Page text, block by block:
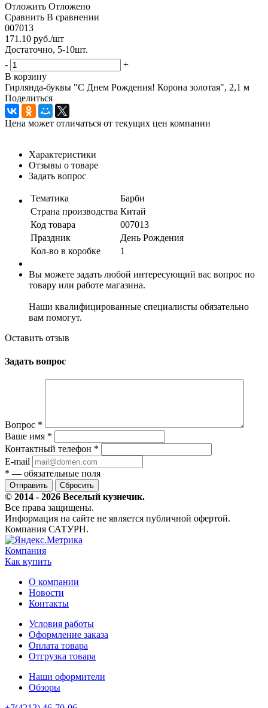
Отложить Отложено
Сравнить В сравнении
007013
171.10 руб./шт
Достаточно, 5-10шт.
-
+
В корзину
Гирлянда-буквы "С Днем Рождения! Корона золотая", 2,1 м
Поделиться
Цена может отличаться от текущих цен компании
Характеристики
Отзывы о товаре
Задать вопрос
Тематика
Барби
Страна производства Китай
Код товара
007013
Праздник
День Рождения
Кол-во в коробке
1
Вы можете задать любой интересующий вас вопрос по
товару или работе магазина.
Наши квалифицированные специалисты обязательно
вам помогут.
Оставить отзыв
Задать вопрос
Вопрос *
Ваше имя *
Контактный телефон *
E-mail
* — обязательные поля
Сбросить
© 2014 - 2026 Веселый кузнечик.
Все права защищены.
Информация на сайте не является публичной офертой.
Компания САТУРН.
Компания
Как купить
О компании
Новости
Контакты
Условия работы
Оформление заказа
Оплата товара
Отгрузка товара
Наши оформители
Обзоры